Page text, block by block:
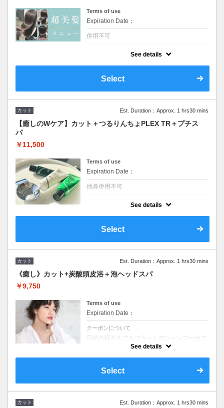
Terms of use
Expiration Date：
併用不可
水素を髪へ浸透させカラーやパーマなどで髪
内部に蓄積されている悪玉活性酸素を除去し
水分量を上げ素髪の状態に戻していきます。
から守ってくれます。
See details
Select
カット Est. Duration：Approx. 1 hrs30 mins
【癒しのWケア】カット＋つるりんちょPLEX TR＋プチス
パ
￥11,500
Terms of use
Expiration Date：
他券併用不可
PLEX TRをCARE PROの超浸透テクノロジ
ーで浸透させてアナタ史上最高の美髪に！！
プチスパ（10分）付きで頭皮とWケア
See details
Select
カット Est. Duration：Approx. 1 hrs30 mins
《癒し》カット+炭酸頭皮浴＋泡ヘッドスパ
￥9,750
Terms of use
Expiration Date：
クーポンについて
日頃の疲れをフルフラットのシャンプー台で
ゆったり炭酸頭皮浴（５分）＋ヘッドスパ
か！？◆シャンプー・ブロー込◆ロング料金
See details
Select
カット Est. Duration：Approx. 1 hrs30 mins